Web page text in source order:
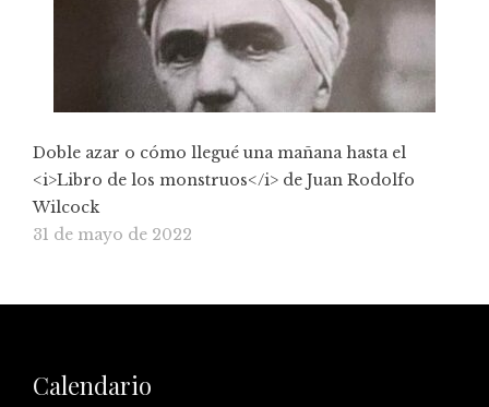
Doble azar o cómo llegué una mañana hasta el
<i>Libro de los monstruos</i> de Juan Rodolfo
Wilcock
31 de mayo de 2022
Calendario